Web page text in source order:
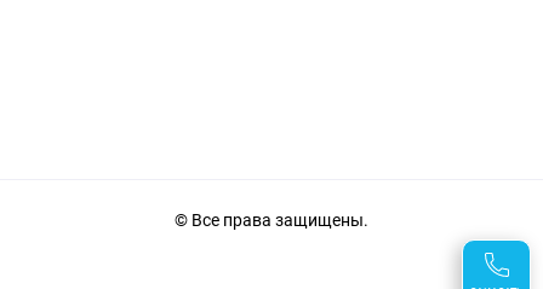
© Все права защищены.